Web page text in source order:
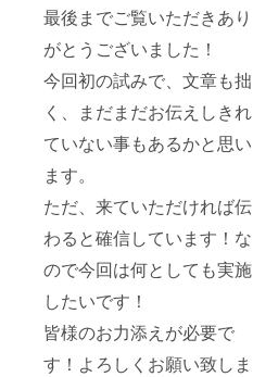
最後までご覧いただきあり
がとうございました！
今回初の試みで、文章も拙
く、まだまだお伝えしきれ
ていない事もあるかと思い
ます。
ただ、来ていただければ伝
わると確信しています！な
ので今回は何としても実施
したいです！
皆様のお力添えが必要で
す！よろしくお願い致しま